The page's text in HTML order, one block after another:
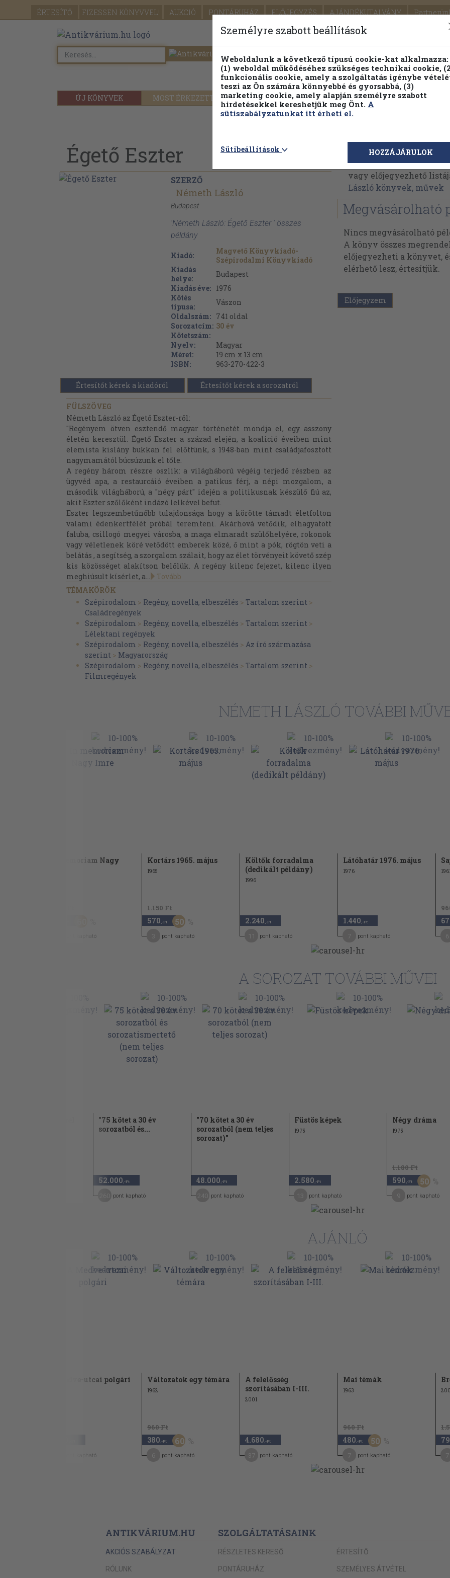
ÉRTESÍTŐ FIZESSEN KÖNYVVEL! AUKCIÓ PONTÁRUHÁZ ELŐJEGYZÉS AJÁNDÉKUTALVÁNY
SEGÍTSÉG
ÚJ KÖNYVEK MOST ÉRKEZETT PILLANATNYI ÁRAINK FENNTARTHATÓ
Részletes kereső Témaköri fa
Égető Eszter
SZERZŐ
Németh László
Budapest
'Németh László: Égető Eszter ' összes
példány
Kiadó:
Magvető Könyvkiadó-
Szépirodalmi Könyvkiadó
Kiadás
helye:
Budapest
Kiadás éve: 1976
Kötés
típusa:
Vászon
Oldalszám: 741 oldal
Sorozatcím: 30 év
Kötetszám:
Nyelv:
Magyar
Méret:
19 cm x 13 cm
ISBN:
963-270-422-3
Értesítőt kérek a kiadóról Értesítőt kérek a sorozatról
FÜLSZÖVEG
Németh László az Égető Eszter-ről:
"Regényem ötven esztendő magyar történetét mondja el, egy asszony
életén keresztül. Égető Eszter a század elején, a koalició éveiben mint
elemista kislány bukkan fel előttünk, s 1948-ban mint családjafosztott
nagymamától búcsúzunk el tőle.
A regény három részre oszlik: a világháború végéig terjedő részben az
ügyvéd apa, a restaurcáió éveiben a patikus férj, a népi mozgalom, a
második világháború, a "négy párt" idején a politikusnak készülő fiú az,
akit Eszter szőlőként indázó lelkével befut.
Eszter legszembetűnőbb tulajdonsága hogy a körötte támadt életfolton
valami édenkertfélét próbál teremteni. Akárhová vetődik, elhagyatott
faluba, csillogó megyei városba, a maga elmaradt szülőhelyére, rokonok
vagy véletlenek köré vetődött emberek közé, ő mint a pók, rögtön veti a
belátás , a segítség, a szorgalom szálait, hogy az élet törvényeit követő szép
kis közösséget alakítson belőlük. A regény kilenc fejezet, kilenc ilyen
meghiúsult kísérlet, a...
Tovább
TÉMAKÖRÖK
Szépirodalom > Regény, novella, elbeszélés > Tartalom szerint >
Családregények
Szépirodalom > Regény, novella, elbeszélés > Tartalom szerint >
Lélektani regények
Szépirodalom > Regény, novella, elbeszélés > Az író származása
szerint > Magyarország
Szépirodalom > Regény, novella, elbeszélés > Tartalom szerint >
Filmregények
Németh László
Németh László
vagy előjegyezhető
László könyvek, művek
Megvásárolható
Nincs megvásárolható
A könyv összes
előjegyezheti a könyvet,
elérhető lesz, értesítjük.
Előjegyzem
NÉMETH LÁSZLÓ TOVÁBBI
In memoriam Nagy
pont kapható
Kortárs 1965. május
1965
1.150 Ft
570 ,-Ft 50
pont kapható
Költők forradalma
(dedikált példány)
1996
2.240 ,-Ft
pont kapható
Látóhatár 1976. május
1976
1.440 ,-Ft
pont kapható
A SOROZAT TOVÁBBI MŰVEI
"75 kötet a 30 év
sorozatból és...
52.000 ,-Ft
pont kapható
"70 kötet a 30 év
sorozatból (nem teljes
sorozat)"
48.000 ,-Ft
pont kapható
Füstös képek
1975
2.580 ,-Ft
pont kapható
Négy dráma
1975
1.180 Ft
590 ,-Ft 50
pont kapható
AJÁNLÓ
A Medve-utcai polgári
pont kapható
Változatok egy témára
1962
960 Ft
380 ,-Ft 60
pont kapható
A felelősség
szorításában I-III.
2001
4.680 ,-Ft
pont kapható
Mai témák
1963
960 Ft
480 ,-Ft 50
pont kapható
ANTIKVÁRIUM.HU
AKCIÓS SZABÁLYZAT
RÓLUNK
SZOLGÁLTATÁSAINK
RÉSZLETES KERESŐ
PONTÁRUHÁZ
ÉRTESÍTŐ
SZEMÉLYES ÁTVÉTEL
Személyre szabott beállítások
Weboldalunk a következő típusú cookie-kat alkalmazza:
(1) weboldal működéséhez szükséges technikai cookie,
funkcionális cookie, amely a szolgáltatás igénybe
teszi az Ön számára könnyebbé és gyorsabbá, (3)
marketing cookie, amely alapján személyre szabott
hirdetésekkel kereshetjük meg Önt. A
sütiszabályzatunkat itt érheti el.
Sütibeállítások HOZZÁJÁRULOK